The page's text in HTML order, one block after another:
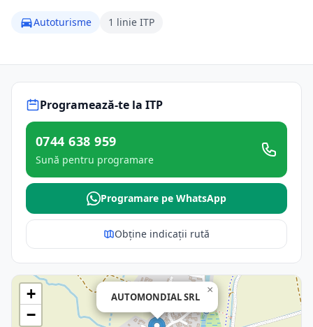
Autoturisme 1 linie ITP
Programează-te la ITP
0744 638 959
Sună pentru programare
Programare pe WhatsApp
Obține indicații rută
AUTOMONDIAL SRL
×
+
−